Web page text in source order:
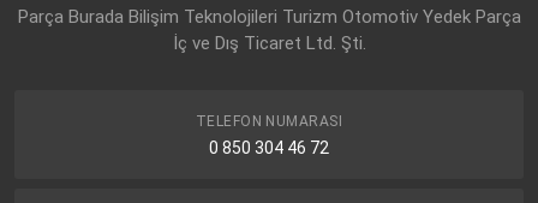
Parça Burada Bilişim Teknolojileri Turizm Otomotiv Yedek Parça
İç ve Dış Ticaret Ltd. Şti.
TELEFON NUMARASI
0 850 304 46 72